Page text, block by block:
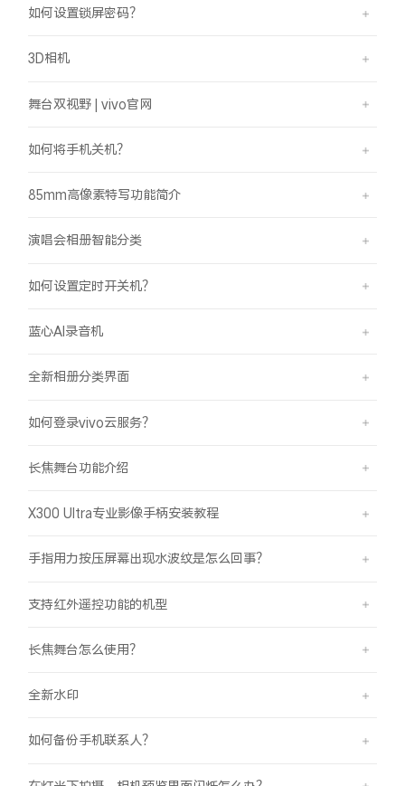
如何设置锁屏密码？
3D相机
舞台双视野 | vivo官网
如何将手机关机？
85mm高像素特写功能简介
演唱会相册智能分类
如何设置定时开关机？
蓝心AI录音机
全新相册分类界面
如何登录vivo云服务？
长焦舞台功能介绍
X300 Ultra专业影像手柄安装教程
手指用力按压屏幕出现水波纹是怎么回事？
支持红外遥控功能的机型
长焦舞台怎么使用？
全新水印
如何备份手机联系人？